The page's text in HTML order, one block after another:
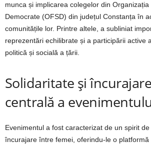
munca și implicarea colegelor din
Democrate (OFSD) din județul Constanța în
comunitățile lor. Printre altele, a subliniat
reprezentări echilibrate și a participării active
politică și socială a țării.
Solidaritate și
centrală a
Evenimentul a fost caracterizat de un spirit
încurajare între femei, oferindu-le o